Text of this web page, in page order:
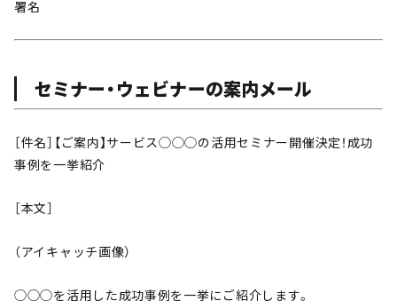
署名
セミナー・ウェビナーの案内メール
［件名］【ご案内】サービス◯◯◯の活用セミナー開催決定！成功
事例を一挙紹介
［本文］
（アイキャッチ画像）
◯◯◯を活用した成功事例を一挙にご紹介します。